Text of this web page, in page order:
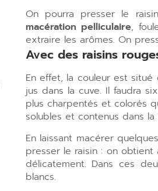
On pourra presser le
macération pelliculaire,
extraire les arômes. On
Avec des raisins
En effet, la couleur est
jus dans la cuve. Il faudra
plus charpentés et colorés
solubles et contenus dans
En laissant macérer
presser le raisin : on
délicatement. Dans ces
blancs.